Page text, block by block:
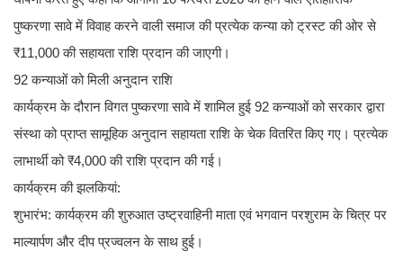
पुष्करणा सावे में विवाह करने वाली समाज की प्रत्येक कन्या को ट्रस्ट की ओर से
₹11,000 की सहायता राशि प्रदान की जाएगी।
​92 कन्याओं को मिली अनुदान राशि
कार्यक्रम के दौरान विगत पुष्करणा सावे में शामिल हुई 92 कन्याओं को सरकार द्वारा
संस्था को प्राप्त सामूहिक अनुदान सहायता राशि के चेक वितरित किए गए। प्रत्येक
लाभार्थी को ₹4,000 की राशि प्रदान की गई।
​कार्यक्रम की झलकियां:
​शुभारंभ: कार्यक्रम की शुरुआत उष्ट्रवाहिनी माता एवं भगवान परशुराम के चित्र पर
माल्यार्पण और दीप प्रज्वलन के साथ हुई।